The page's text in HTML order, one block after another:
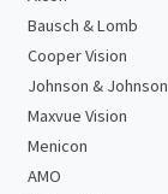
Bausch & Lomb
Cooper Vision
Johnson & Johnson
Maxvue Vision
Menicon
AMO